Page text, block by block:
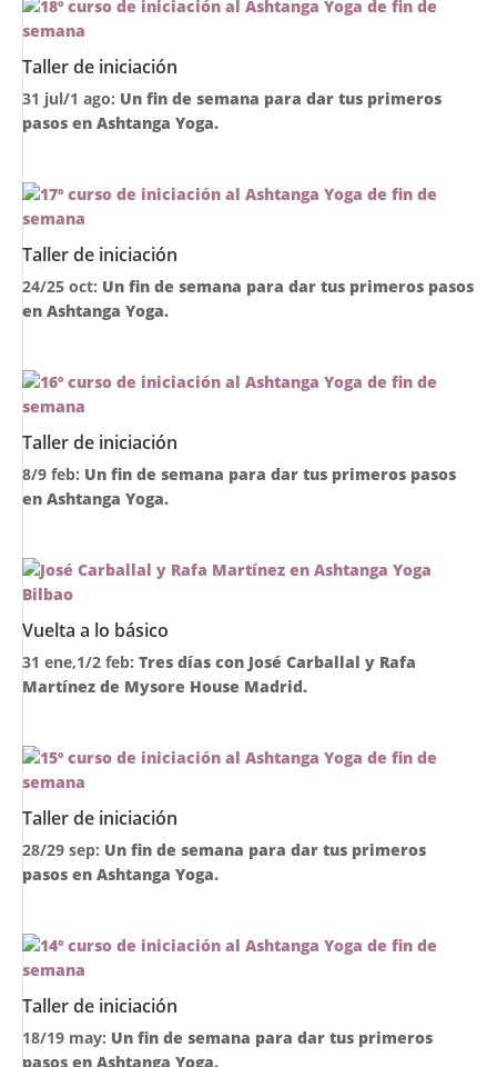
Taller de iniciación
31 jul/1 ago: Un fin de semana para dar tus primeros
pasos en Ashtanga Yoga.
Taller de iniciación
24/25 oct: Un fin de semana para dar tus primeros pasos
en Ashtanga Yoga.
Taller de iniciación
8/9 feb: Un fin de semana para dar tus primeros pasos
en Ashtanga Yoga.
Vuelta a lo básico
31 ene,1/2 feb: Tres días con José Carballal y Rafa
Martínez de Mysore House Madrid.
Taller de iniciación
28/29 sep: Un fin de semana para dar tus primeros
pasos en Ashtanga Yoga.
Taller de iniciación
18/19 may: Un fin de semana para dar tus primeros
pasos en Ashtanga Yoga.